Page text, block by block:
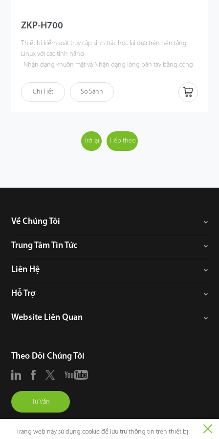
ZKP-H700
Thiết bị kiểm soát truy cập sinh trắc học lai dựa trên nền tảng
Linux với các tính năng
· Nhận dạng khuôn mặt và Nhận dạng lòng bàn tay bằng công
· Thuật toán chống giả mạo chống lại cuộc tấn công in ấn (ảnh
laze, ảnh màu và B / W), tấn công video và mặt nạ 3D
chọn) và lòng bàn tay
· Dung lượng lớn 10.000 mẫu khuôn mặt
Chi Tiết So Sánh
Trở lại Tiếp theo
Về Chúng Tôi
Trung Tâm Tin Tức
Liên Hệ
Hỗ Trợ
Website Liên Quan
Theo Dõi Chúng Tôi
Tư Vấn
Trang web này sử dụng cookie để lưu trữ thông tin trên thiết bị